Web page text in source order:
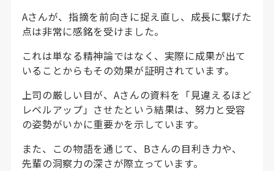
Aさんが、指摘を前向きに捉え直し、成長に繋げた
点は非常に感銘を受けました。
これは単なる精神論ではなく、実際に成果が出て
いることからもその効果が証明されています。
上司の厳しい目が、Aさんの資料を「見違えるほど
レベルアップ」させたという結果は、努力と受容
の姿勢がいかに重要かを示しています。
また、この物語を通じて、Bさんの目利き力や、
先輩の洞察力の深さが際立っています。